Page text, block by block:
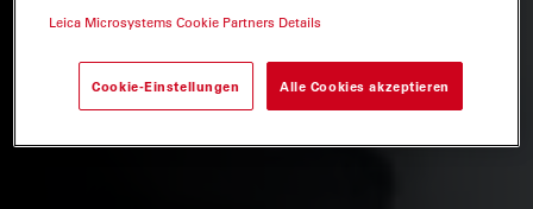
Leica Microsystems Cookie Partners Details
Cookie-Einstellungen Alle Cookies akzeptieren